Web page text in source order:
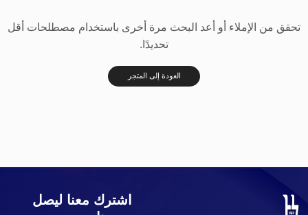
تحقق من الإملاء أو أعد البحث مرة أخرى باستخدام مصطلحات أقل
تحديدًا.
العودة إلى المتجر
اشترك معنا ليصل